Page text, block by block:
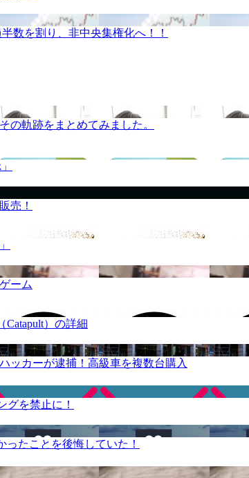
数を割り、非中央集権化へ！！
の軌跡をまとめてみました。
売！
ーム
）の詳細
ッカーが逮捕！高級車を複数台購入
グを禁止に！
たことを後悔していた！